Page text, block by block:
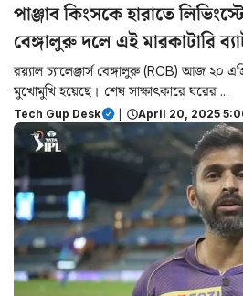
পাঞ্জাব কিংসকে হারাতে
বেঙ্গালুরু দলে এই মারকাটারি
রয়্যাল চ্যালেঞ্জার্স বেঙ্গালুরু (RCB) আজ ২০
মুখোমুখি হয়েছে। শেষ সাক্ষাৎকারে ঘরের ...
Tech Gup Desk | April 20, 2025